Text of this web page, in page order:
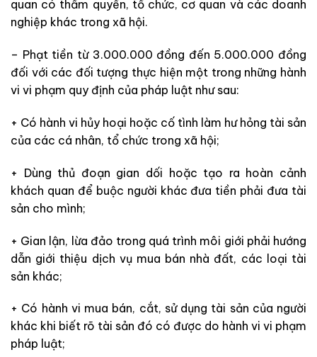
quan có thẩm quyền, tổ chức, cơ quan và các doanh
nghiệp khác trong xã hội.
– Phạt tiền từ 3.000.000 đồng đến 5.000.000 đồng
đối với các đối tượng thực hiện một trong những hành
vi vi phạm quy định của pháp luật như sau:
+ Có hành vi hủy hoại hoặc cố tình làm hư hỏng tài sản
của các cá nhân, tổ chức trong xã hội;
+ Dùng thủ đoạn gian dối hoặc tạo ra hoàn cảnh
khách quan để buộc người khác đưa tiền phải đưa tài
sản cho mình;
+ Gian lận, lừa đảo trong quá trình môi giới phải hướng
dẫn giới thiệu dịch vụ mua bán nhà đất, các loại tài
sản khác;
+ Có hành vi mua bán, cắt, sử dụng tài sản của người
khác khi biết rõ tài sản đó có được do hành vi vi phạm
pháp luật;